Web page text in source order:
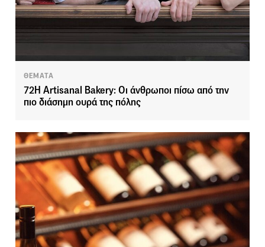
ΘΕΜΑΤΑ
72H Artisanal Bakery: Οι άνθρωποι πίσω από την
πιο διάσημη ουρά της πόλης